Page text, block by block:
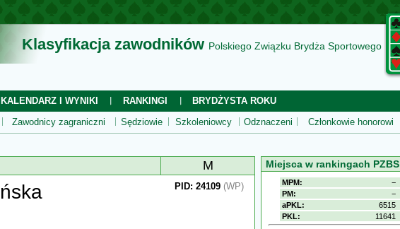
Klasyfikacja zawodników Polskiego Związku Brydża Sportowego
KALENDARZ I WYNIKI RANKINGI
BRYDŻYSTA ROKU
Zawodnicy zagraniczni Sędziowie Szkoleniowcy Odznaczeni Członkowie honorowi
M
PID: 24109 (WP)
Miejsca w rankingach PZBS
MPM:
−
PM:
−
aPKL:
6515
PKL:
11641